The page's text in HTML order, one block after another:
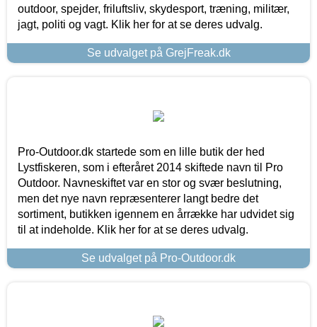
outdoor, spejder, friluftsliv, skydesport, træning, militær,
jagt, politi og vagt. Klik her for at se deres udvalg.
Se udvalget på GrejFreak.dk
Pro-Outdoor.dk startede som en lille butik der hed
Lystfiskeren, som i efteråret 2014 skiftede navn til Pro
Outdoor. Navneskiftet var en stor og svær beslutning,
men det nye navn repræsenterer langt bedre det
sortiment, butikken igennem en årrække har udvidet sig
til at indeholde. Klik her for at se deres udvalg.
Se udvalget på Pro-Outdoor.dk